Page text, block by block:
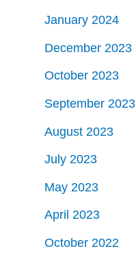
January 2024
December 2023
October 2023
September 2023
August 2023
July 2023
May 2023
April 2023
October 2022